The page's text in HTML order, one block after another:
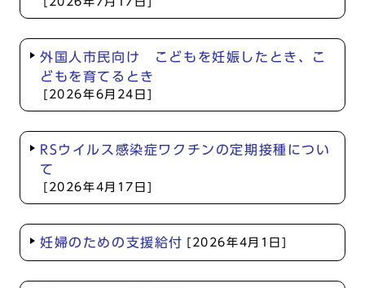
外国人市民向け こどもを妊娠したとき、こ
どもを育てるとき
[2026年6月24日]
RSウイルス感染症ワクチンの定期接種につい
て
[2026年4月17日]
妊婦のための支援給付 [2026年4月1日]